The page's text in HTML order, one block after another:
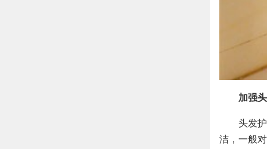
加强
头发
洁，一般